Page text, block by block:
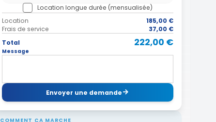
Location longue durée (mensualisée)
Location
185,00 €
Frais de service
37,00 €
Total
222,00 €
Message
Envoyer une demande
COMMENT ÇA MARCHE